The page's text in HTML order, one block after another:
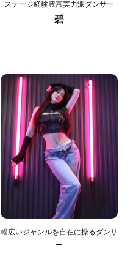
ステージ経験豊富実力派ダンサー
碧
幅広いジャンルを自在に操るダンサ
ー